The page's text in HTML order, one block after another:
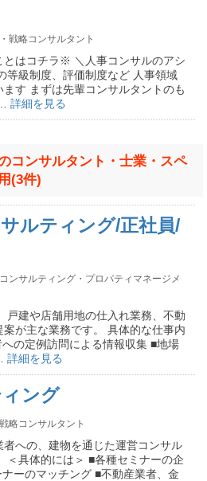
戦略コンサルタント
はコチラ※ ＼人事コンサルのアシ
等級制度、評価制度など 人事領域
す まずは先輩コンサルタントのも
詳細を見る
ンサルタント・士業・スペ
(3件)
ルティング/正社員/
ンサルティング・プロパティマネージメ
戸建や店舗用地の仕入れ業務、不動
が主な業務です。 具体的な仕事内
の定例訪問による情報収集 ■地場
詳細を見る
ング
略コンサルタント
への、建物を通じた運営コンサル
＜具体的には＞ ■各種セミナーの企
ーのマッチング ■不動産業者、金